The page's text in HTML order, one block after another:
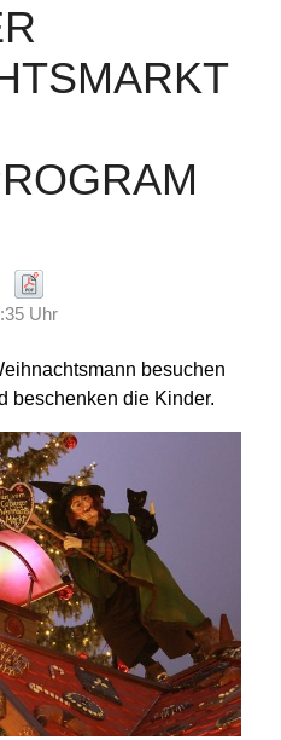
Uhr
besuchen
beschenken die Kinder.